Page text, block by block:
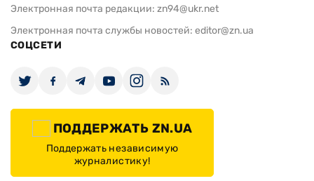
Электронная почта редакции: zn94@ukr.net
Электронная почта службы новостей: editor@zn.ua
СОЦСЕТИ
ПОДДЕРЖАТЬ ZN.UA
Поддержать независимую
журналистику!